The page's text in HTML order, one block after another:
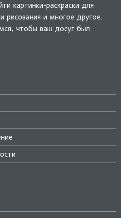
картинки-раскраски для
рисования и многое другое.
чтобы ваш досуг был